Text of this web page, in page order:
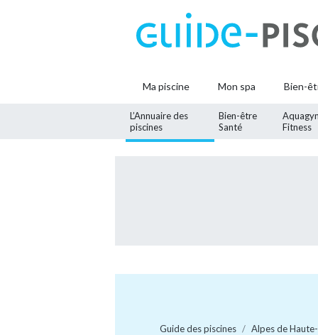
Ma piscine Mon spa Bien-
L’Annuaire des
piscines
Bien-être
Santé
Fitness
Guide des piscines
Alpes de